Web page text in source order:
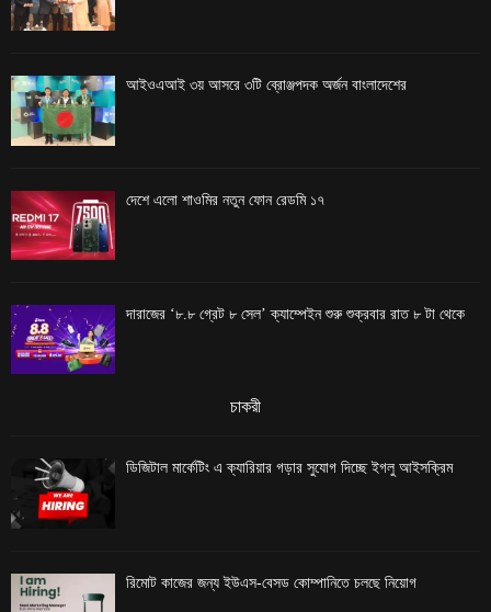
আইওএআই ৩য় আসরে ৩টি ব্রোঞ্জপদক অর্জন বাংলাদেশের
দেশে এলো শাওমির নতুন ফোন রেডমি ১৭
দারাজের ‘৮.৮ গ্রেট ৮ সেল’ ক্যাম্পেইন শুরু শুক্রবার রাত ৮ টা থেকে
চাকরী
ডিজিটাল মার্কেটিং এ ক্যারিয়ার গড়ার সুযোগ দিচ্ছে ইগলু আইসক্রিম
রিমোট কাজের জন্য ইউএস-বেসড কোম্পানিতে চলছে নিয়োগ